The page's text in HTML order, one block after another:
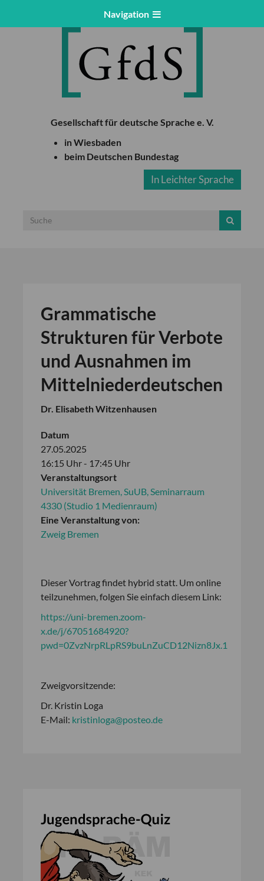
Navigation
Gesellschaft für deutsche Sprache e. V.
in Wiesbaden
beim Deutschen Bundestag
In Leichter Sprache
Grammatische
Strukturen für Verbote
und Ausnahmen im
Mittelniederdeutschen
Dr. Elisabeth Witzenhausen
Datum
27.05.2025
16:15 Uhr - 17:45 Uhr
Veranstaltungsort
Universität Bremen, SuUB, Seminarraum
4330 (Studio 1 Medienraum)
Eine Veranstaltung von:
Zweig Bremen
Dieser Vortrag findet hybrid statt. Um online
teilzunehmen, folgen Sie einfach diesem Link:
https://uni-bremen.zoom-
x.de/j/67051684920?
pwd=0ZvzNrpRLpRS9buLnZuCD12Nizn8Jx.1
Zweigvorsitzende:
Dr. Kristin Loga
E-Mail: kristinloga@posteo.de